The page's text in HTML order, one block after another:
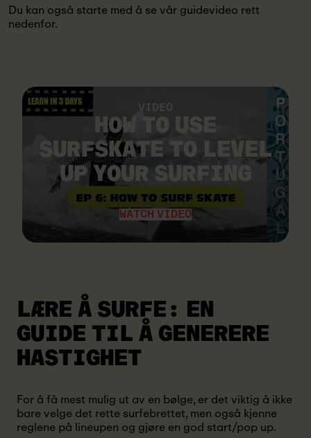
Du kan også starte med å se vår guidevideo rett
nedenfor.
VIDEO
HOW TO USE
SURFSKATE TO LEVEL
UP YOUR SURFING
WATCH VIDEO
LÆRE Å SURFE:
EN
GUIDE TIL Å GENERERE
HASTIGHET
For å få mest mulig ut av en bølge, er det viktig å ikke
bare velge det rette surfebrettet, men også kjenne
reglene på lineupen og gjøre en god start/pop up.